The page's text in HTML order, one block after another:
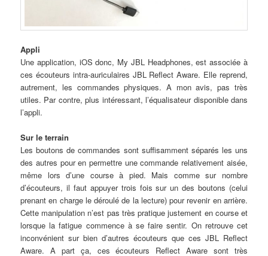
Appli
Une application, iOS donc, My JBL Headphones, est associée à
ces écouteurs intra-auriculaires JBL Reflect Aware. Elle reprend,
autrement, les commandes physiques. A mon avis, pas très
utiles. Par contre, plus intéressant, l’équalisateur disponible dans
l’appli.
Sur le terrain
Les boutons de commandes sont suffisamment séparés les uns
des autres pour en permettre une commande relativement aisée,
même lors d’une course à pied. Mais comme sur nombre
d’écouteurs, il faut appuyer trois fois sur un des boutons (celui
prenant en charge le déroulé de la lecture) pour revenir en arrière.
Cette manipulation n’est pas très pratique justement en course et
lorsque la fatigue commence à se faire sentir. On retrouve cet
inconvénient sur bien d’autres écouteurs que ces JBL Reflect
Aware. A part ça, ces écouteurs Reflect Aware sont très